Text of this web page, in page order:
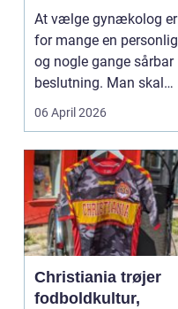
specialist
At vælge gynækolog er
for mange en personlig
og nogle gange sårbar
beslutning. Man skal
både føle si...
06 April 2026
Christiania trøjer
fodboldkultur,